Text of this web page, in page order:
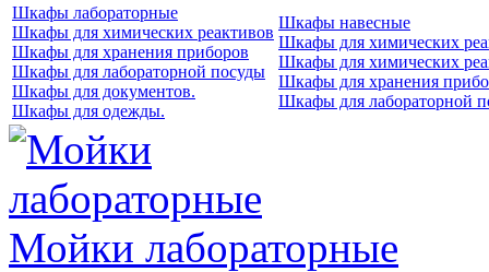
Шкафы лабораторные
Шкафы для химических реактивов
Шкафы для хранения приборов
Шкафы для лабораторной посуды
Шкафы для документов.
Шкафы для одежды.
Шкафы навесные
Шкафы для химических
Шкафы для химических
Шкафы для хранения
Шкафы для лабораторной
Мойки лабораторные